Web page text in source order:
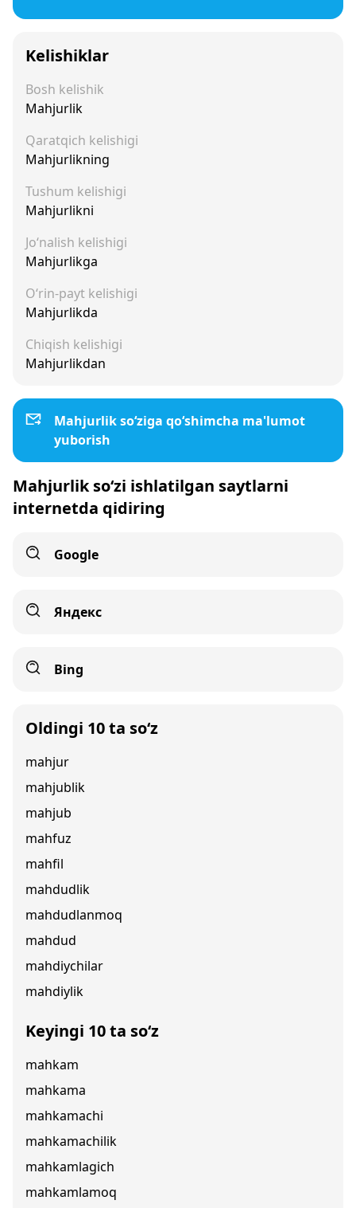
Kelishiklar
Bosh kelishik
Mahjurlik
Qaratqich kelishigi
Mahjurlikning
Tushum kelishigi
Mahjurlikni
Jo‘nalish kelishigi
Mahjurlikga
O‘rin-payt kelishigi
Mahjurlikda
Chiqish kelishigi
Mahjurlikdan
Mahjurlik so‘ziga qo‘shimcha ma'lumot
yuborish
Mahjurlik so‘zi ishlatilgan saytlarni
internetda qidiring
Google
Яндекс
Bing
Oldingi 10 ta so‘z
mahjur
mahjublik
mahjub
mahfuz
mahfil
mahdudlik
mahdudlanmoq
mahdud
mahdiychilar
mahdiylik
Keyingi 10 ta so‘z
mahkam
mahkama
mahkamachi
mahkamachilik
mahkamlagich
mahkamlamoq